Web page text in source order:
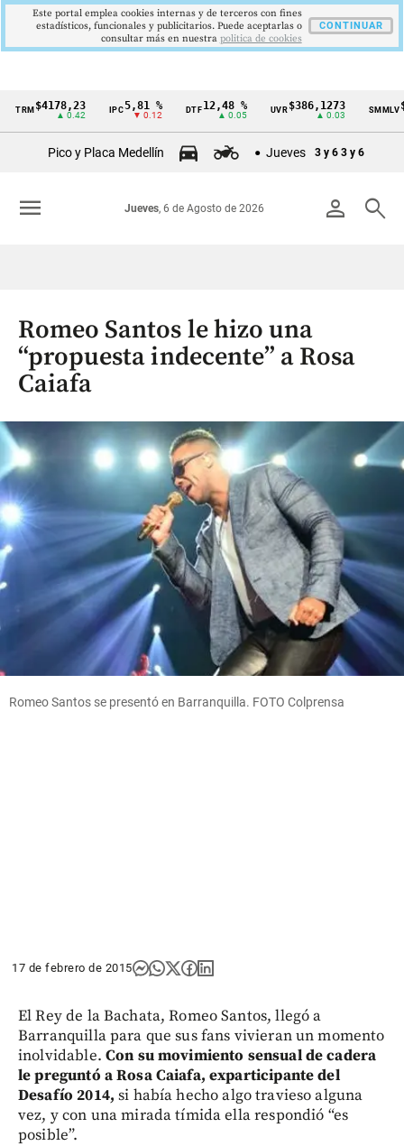
Cintillo
Colombia
TRM$4178,23
▲ 0.42
5,81 %
▼ 0.12
DTF12,48 %
▲ 0.05
UVR$386,1273
▲ 0.03
SMMLV
Pico y Placa Medellín Jueves 3 y 6 3 y 6
person search
Jueves, 6 de Agosto de 2026
menu
Romeo Santos le hizo una
“propuesta indecente” a Rosa
Caiafa
Romeo Santos se presentó en Barranquilla. FOTO Colprensa
17 de febrero de 2015
El Rey de la Bachata, Romeo Santos, llegó a
Barranquilla para que sus fans vivieran un momento
inolvidable. Con su movimiento sensual de cadera
le preguntó a Rosa Caiafa, exparticipante del
Desafío 2014, si había hecho algo travieso alguna
vez, y con una mirada tímida ella respondió “es
posible”.
Este portal emplea cookies internas y de terceros con fines
estadísticos, funcionales y publicitarios. Puede aceptarlas o
consultar más en nuestra politica de cookies
CONTINUAR